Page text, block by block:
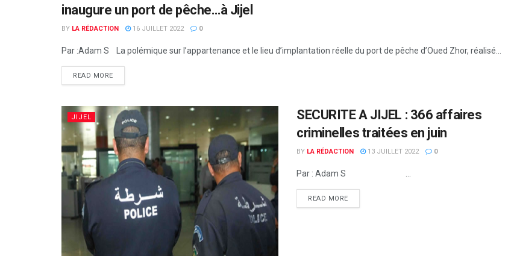
inaugure un port de pêche…à Jijel
BY LA RÉDACTION 16 JUILLET 2022 0
Par :Adam S La polémique sur l’appartenance et le lieu d’implantation réelle du port de pêche d’Oued Zhor, réalisé...
READ MORE
JIJEL
SECURITE A JIJEL : 366 affaires
criminelles traitées en juin
BY LA RÉDACTION 13 JUILLET 2022 0
Par : Adam S ...
READ MORE